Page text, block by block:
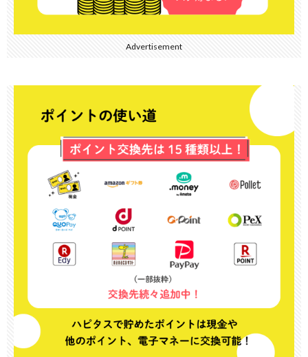
Advertisement